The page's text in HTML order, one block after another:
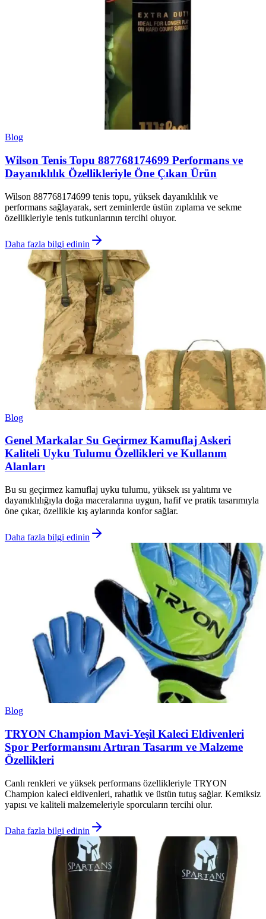
Blog
Wilson Tenis Topu 887768174699 Performans ve
Dayanıklılık Özellikleriyle Öne Çıkan Ürün
Wilson 887768174699 tenis topu, yüksek dayanıklılık ve
performans sağlayarak, sert zeminlerde üstün zıplama ve sekme
özellikleriyle tenis tutkunlarının tercihi oluyor.
Daha fazla bilgi edinin
Blog
Genel Markalar Su Geçirmez Kamuflaj Askeri
Kaliteli Uyku Tulumu Özellikleri ve Kullanım
Alanları
Bu su geçirmez kamuflaj uyku tulumu, yüksek ısı yalıtımı ve
dayanıklılığıyla doğa maceralarına uygun, hafif ve pratik tasarımıyla
öne çıkar, özellikle kış aylarında konfor sağlar.
Daha fazla bilgi edinin
Blog
TRYON Champion Mavi-Yeşil Kaleci Eldivenleri
Spor Performansını Artıran Tasarım ve Malzeme
Özellikleri
Canlı renkleri ve yüksek performans özellikleriyle TRYON
Champion kaleci eldivenleri, rahatlık ve üstün tutuş sağlar. Kemiksiz
yapısı ve kaliteli malzemeleriyle sporcuların tercihi olur.
Daha fazla bilgi edinin